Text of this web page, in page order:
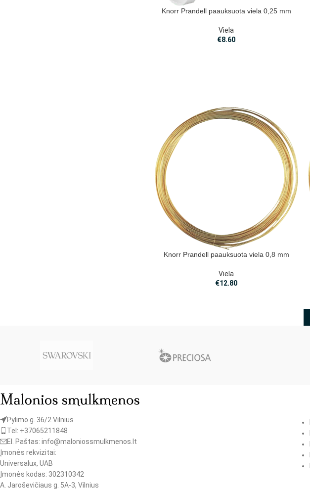
Knorr Prandell paauksuota viela 0,25 mm
Viela
€8.60
Knorr Prandell paauksuota viela 0,8 mm
Viela
€12.80
Pylimo g. 36/2 Vilnius
Tel: +37065211848
El. Paštas: info@maloniossmulkmenos.lt
Įmonės rekvizitai:
Universalux, UAB
Įmonės kodas: 302310342
A. Jaroševičiaus g. 5A-3, Vilnius